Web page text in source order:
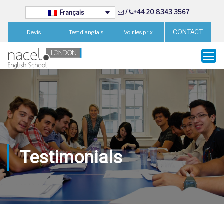
Français / +44 20 8343 3567
Devis Test d'anglais Voir les prix CONTACT
Testimonials